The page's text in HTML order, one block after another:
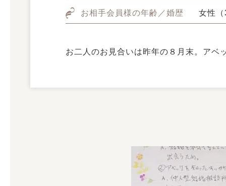
お相手会員様の年齢／婚歴 女性
お二人のお見合いは昨年の８月末。アベ